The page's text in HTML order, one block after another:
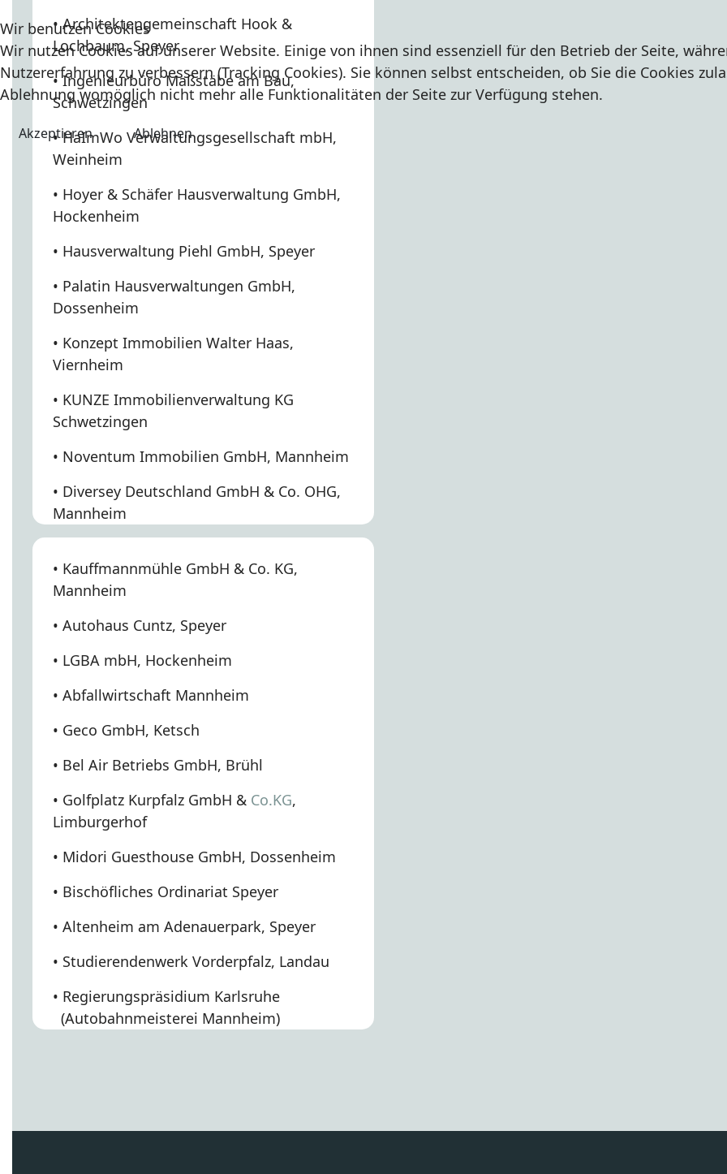
• Architektengemeinschaft Hook &
Lochbaum, Speyer
• Ingenieurbüro Maßstäbe am Bau,
Schwetzingen
• HaImWo Verwaltungsgesellschaft mbH,
Weinheim
• Hoyer & Schäfer Hausverwaltung GmbH,
Hockenheim
• Hausverwaltung Piehl GmbH, Speyer
• Palatin Hausverwaltungen GmbH,
Dossenheim
• Konzept Immobilien Walter Haas,
Viernheim
• KUNZE Immobilienverwaltung KG
Schwetzingen
• Noventum Immobilien GmbH, Mannheim
• Diversey Deutschland GmbH & Co. OHG,
Mannheim
• Kauffmannmühle GmbH & Co. KG,
Mannheim
• Autohaus Cuntz, Speyer
• LGBA mbH, Hockenheim
• Abfallwirtschaft Mannheim
• Geco GmbH, Ketsch
• Bel Air Betriebs GmbH, Brühl
• Golfplatz Kurpfalz GmbH & Co.KG,
Limburgerhof
• Midori Guesthouse GmbH, Dossenheim
• Bischöfliches Ordinariat Speyer
• Altenheim am Adenauerpark, Speyer
• Studierendenwerk Vorderpfalz, Landau
• Regierungspräsidium Karlsruhe
(Autobahnmeisterei Mannheim)
Wir benutzen Cookies
Wir nutzen Cookies auf unserer Website. Einige von ihnen sind essenziell für den Betrieb der Seite,
Nutzererfahrung zu verbessern (Tracking Cookies). Sie können selbst entscheiden, ob Sie die Cookies
Ablehnung womöglich nicht mehr alle Funktionalitäten der Seite zur Verfügung stehen.
Akzeptieren Ablehnen